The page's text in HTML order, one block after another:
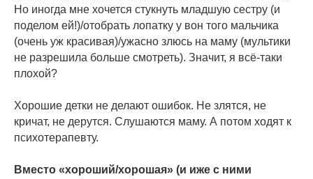
Но иногда мне хочется стукнуть младшую сестру (и
поделом ей!)/отобрать лопатку у вон того мальчика
(очень уж красивая)/ужасно злюсь на маму (мультики
не разрешила больше смотреть). Значит, я всё-таки
плохой?
Хорошие детки не делают ошибок. Не злятся, не
кричат, не дерутся. Слушаются маму. А потом ходят к
психотерапевту.
Вместо «хороший/хорошая» (и иже с ними